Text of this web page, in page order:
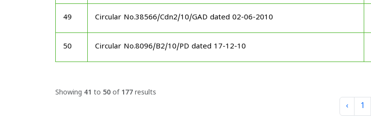
49 Circular No.38566/Cdn2/10/GAD dated 02-06-2010
50 Circular No.8096/B2/10/PD dated 17-12-10
Showing 41 to 50 of 177 results
‹ 1